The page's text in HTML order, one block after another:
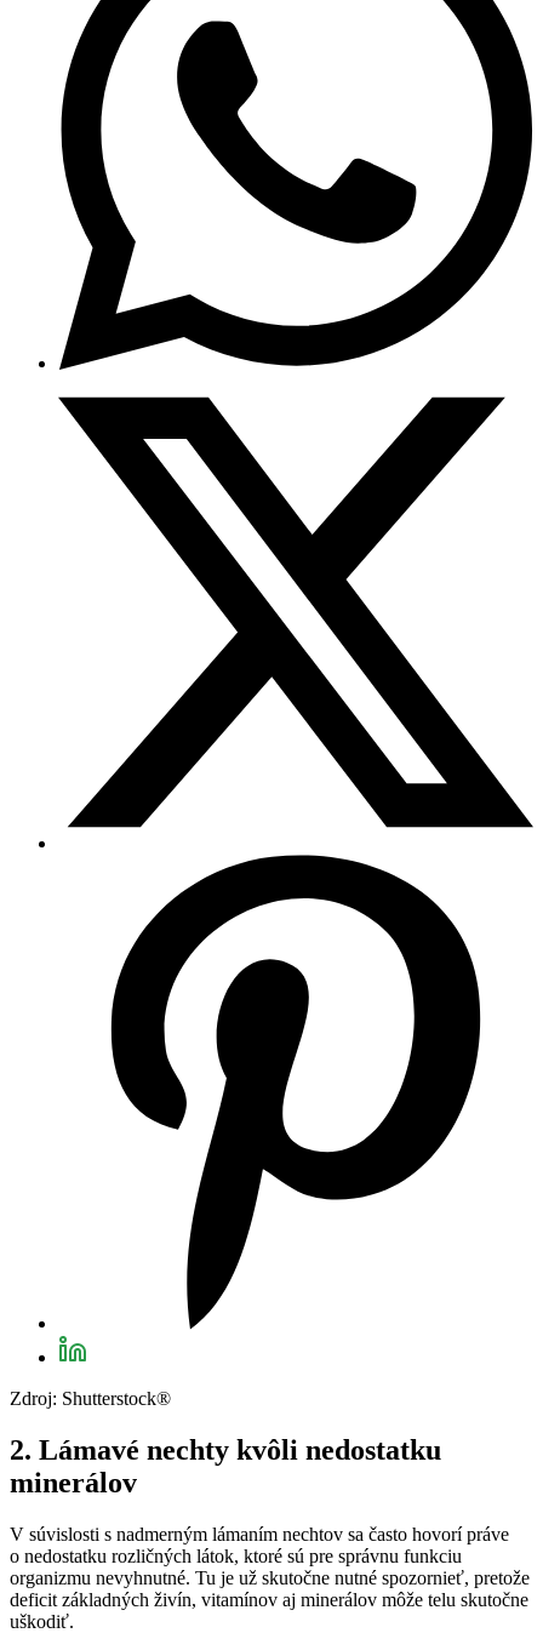
Zdroj: Shutterstock®
2. Lámavé nechty kvôli nedostatku
minerálov
V súvislosti s nadmerným lámaním nechtov sa často hovorí práve
o nedostatku rozličných látok, ktoré sú pre správnu funkciu
organizmu nevyhnutné. Tu je už skutočne nutné spozornieť, pretože
deficit základných živín, vitamínov aj minerálov môže telu skutočne
uškodiť.